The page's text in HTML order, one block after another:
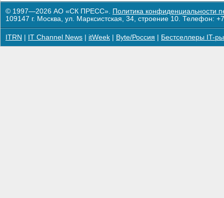
© 1997—2026 АО «СК ПРЕСС». Политика конфиденциальности
109147 г. Москва, ул. Марксистская, 34, строение 10. Телефон:
ITRN IT Channel News itWeek Byte/Россия Бестселлеры IT-